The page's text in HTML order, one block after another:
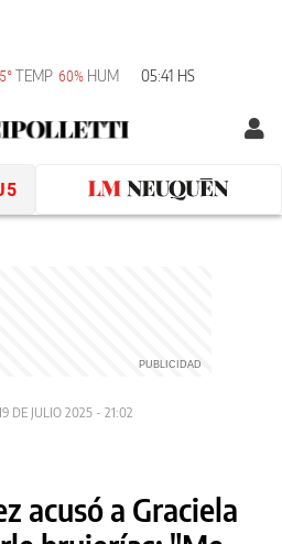
5° TEMP 60% HUM 05:41 HS
DE JULIO 2025 - 21:02
acusó a Graciela